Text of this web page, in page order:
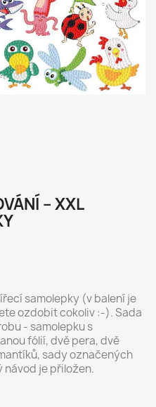
– XXL
samolepky (v balení je
ozdobit cokoliv :-). Sada
- samolepku s
fólií, dvě pera, dvě
sady označených
je přiložen.